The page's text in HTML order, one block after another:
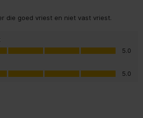
die goed vriest en niet vast vriest.
5.0 van 5
5.0
van 5
5.0